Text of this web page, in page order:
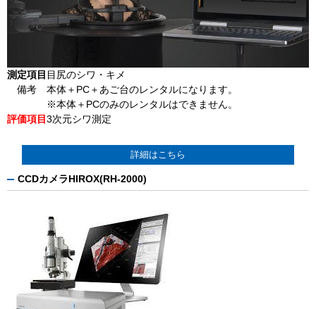
測定項目 目尻のシワ・キメ
備考
本体＋PC＋あご台のレンタルになります。
※本体＋PCのみのレンタルはできません。
評価項目3次元シワ測定
詳細はこちら
CCDカメラHIROX(RH-2000)